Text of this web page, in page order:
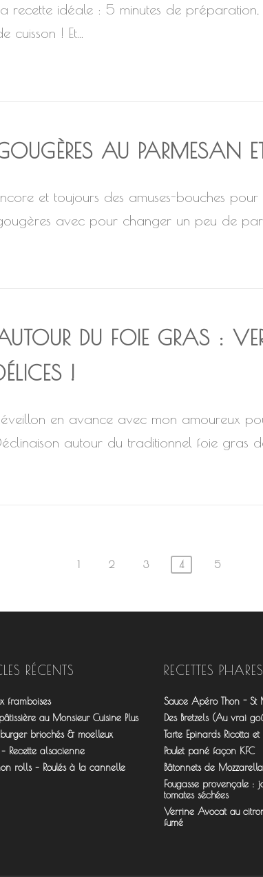
recette idéale : 5 minutes de
cuisson ! Et...
AU PARMESAN
et toujours des amuses-bouches
avec pour changer un peu de
DU FOIE GRAS :
!
en avance avec mon amoureux
autour du traditionnel foie gras
1 2 3 4 5
RÉCENTS
framboises
au Monsieur Cuisine Plus
briochés & moelleux
Recette alsacienne
rolls – Roulés à la cannelle
RECETTES PHARES
Sauce Apéro Thon - St
Des Bretzels (Au vrai
Tarte Epinards Ricotta et
Poulet pané façon KFC
Bâtonnets de Mozzarella
Fougasse provençale :
tomates séchées
Verrine Avocat au
fumé